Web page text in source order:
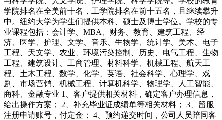
学院排名在全美前十名，工学院排名在前十五名，且继续攀升
中。纽约大学为学生们提供本科、硕士及博士学位。学校的专
业课程包括：会计学、MBA、财务、教育、建筑工程、经
济、医学、护理、文学、音乐、生物学、统计学、美术、电子
工程、天文学、农业、环境污染控制、历史、电气工程、生物
工程、建筑设计、工商管理、材料科学、机械工程、航天工
程、土木工程、数学、化学、英语、社会科学、心理学、戏
剧、市场营销、机械工程、计算机科学、物理学、人工智能、
商科、金融专业 1、客户提供相关材料，确定客户办理信息，
给出操作方案； 2、补充毕业证成绩单等相关材料； 3、留服
注册申请账号，付定金； 4、预约递交时间，公司人员陪同客